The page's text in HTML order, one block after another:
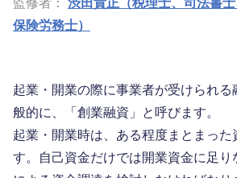
保険労務士）
起業・開業の際に事業者が受けられる
般的に、「創業融資」と呼びます。
起業・開業時は、ある程度まとまった
す。自己資金だけでは開業資金に足り